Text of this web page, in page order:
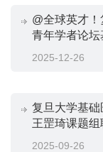
@全球英才
青年学者论
2025-12-26
复旦大学基
王罡琦课题
2025-09-26